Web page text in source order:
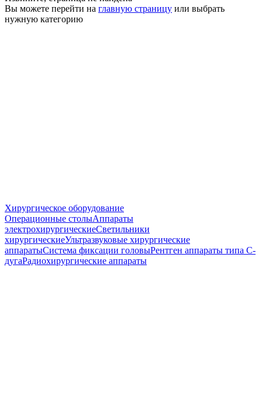
Вы можете перейти на главную страницу или выбрать
нужную категорию
Хирургическое оборудование
Операционные столыАппараты
электрохирургическиеСветильники
хирургическиеУльтразвуковые хирургические
аппаратыСистема фиксации головыРентген аппараты типа С-
дугаРадиохирургические аппараты